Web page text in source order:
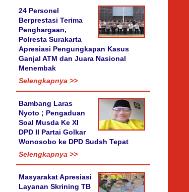
24 Personel
Berprestasi Terima
Penghargaan,
Polresta Surakarta
Apresiasi Pengungkapan Kasus
Ganjal ATM dan Juara Nasional
Menembak
Selengkapnya >>
Bambang Laras
Nyoto ; Pengaduan
Soal Musda Ke XI
DPD II Partai Golkar
Wonosobo ke DPD Sudsh Tepat
Selengkapnya >>
Masyarakat Apresiasi
Layanan Skrining TB